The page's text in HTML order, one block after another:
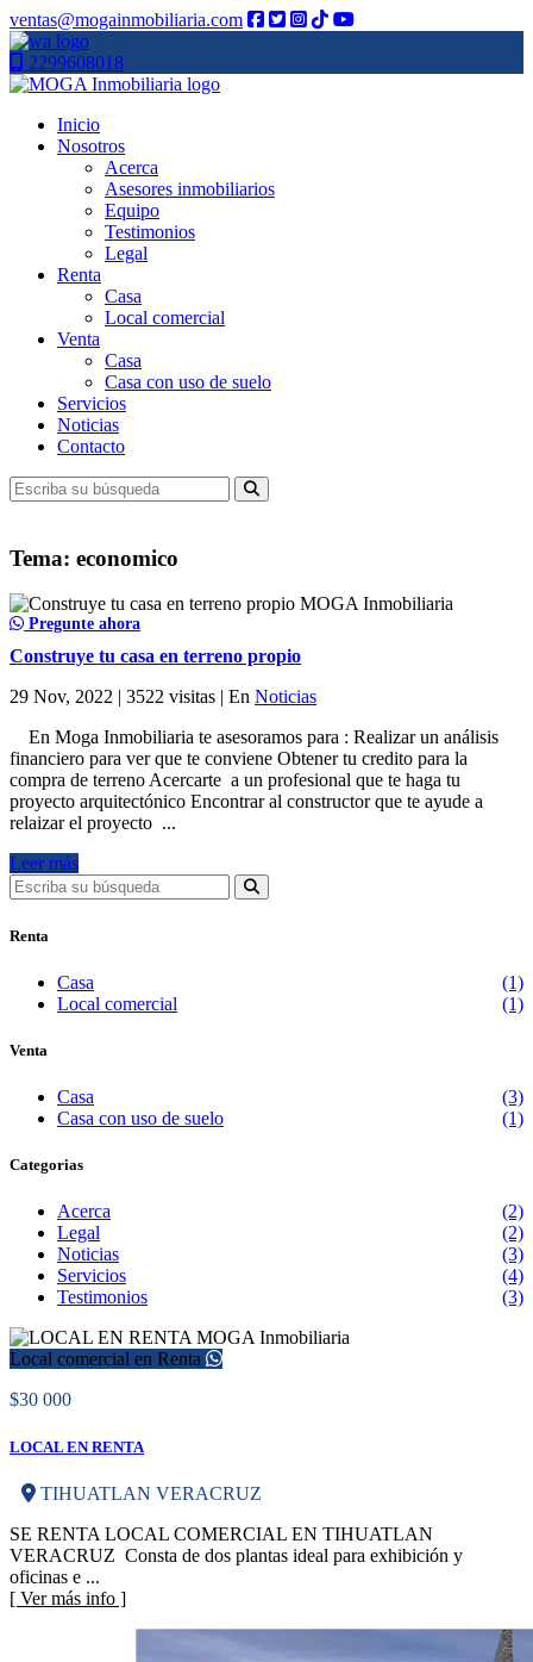
ventas@mogainmobiliaria.com
2299608018
Inicio
Nosotros
Acerca
Asesores inmobiliarios
Equipo
Testimonios
Legal
Renta
Casa
Local comercial
Venta
Casa
Casa con uso de suelo
Servicios
Noticias
Contacto
Tema: economico
Pregunte ahora
Construye tu casa en terreno propio
29 Nov, 2022 | 3522 visitas | En Noticias
En Moga Inmobiliaria te asesoramos para : Realizar un análisis
financiero para ver que te conviene Obtener tu credito para la
compra de terreno Acercarte a un profesional que te haga tu
proyecto arquitectónico Encontrar al constructor que te ayude a
relaizar el proyecto ...
Leer más
Renta
Casa
(1)
Local comercial
(1)
Venta
Casa
(3)
Casa con uso de suelo
(1)
Categorias
Acerca
(2)
Legal
(2)
Noticias
(3)
Servicios
(4)
Testimonios
(3)
Local comercial en Renta
$30 000
LOCAL EN RENTA
TIHUATLAN VERACRUZ
SE RENTA LOCAL COMERCIAL EN TIHUATLAN
VERACRUZ Consta de dos plantas ideal para exhibición y
oficinas e ...
[ Ver más info ]